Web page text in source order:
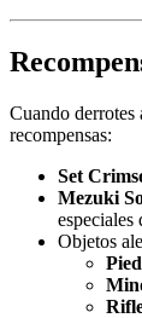
Cuando derrotes
recompensas:
Set
Mezuki
especiales
Objetos